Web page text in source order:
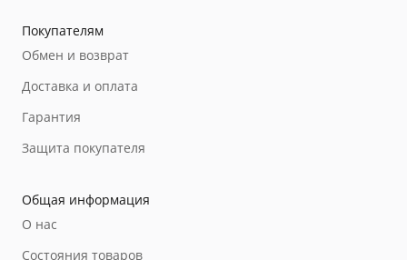
Покупателям
Обмен и возврат
Доставка и оплата
Гарантия
Защита покупателя
Общая информация
О нас
Состояния товаров